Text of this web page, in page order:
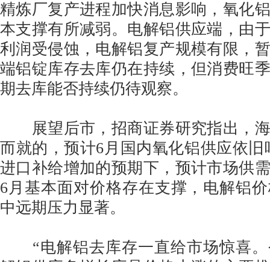
精炼厂复产进程加快消息影响，氧化
本支撑有所减弱。电解铝供应端，由
利润受侵蚀，电解铝复产规模有限，
端铝锭库存去库仍在持续，但消费旺
期去库能否持续仍待观察。
展望后市，招商证券研究指出，海
而就的，预计6月国内氧化铝供应依旧
进口补给增加的预期下，预计市场供
6月基本面对价格存在支撑，电解铝
中远期压力显著。
“电解铝去库存一直给市场惊喜。